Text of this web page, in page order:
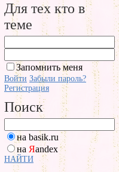
Для тех кто в
теме
Запомнить меня
Войти Забыли пароль?
Регистрация
Поиск
на basik.ru
на Яandex
НАЙТИ